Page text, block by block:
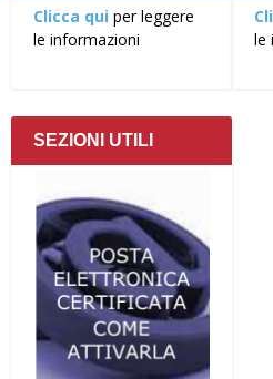
Clicca qui per leggere
le informazioni
le
SEZIONI UTILI